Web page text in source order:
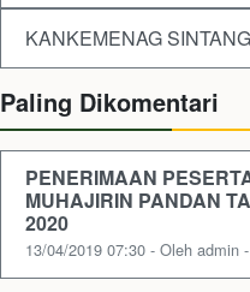
KANKEMENAG SINTANG
Paling Dikomentari
PENERIMAAN
MUHAJIRIN PANDAN
2020
13/04/2019 07:30 - Oleh admin